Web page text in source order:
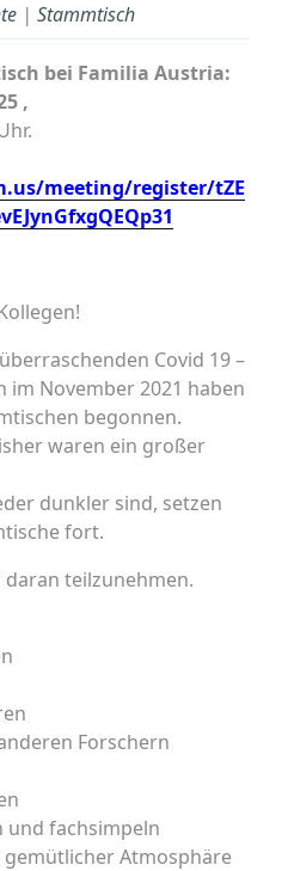
| Stammtisch
bei Familia Austria:
,
meeting/register/tZE
Covid 19 –
im November 2021 haben
begonnen.
waren ein großer
dunkler sind, setzen
fort.
daran teilzunehmen.
Forschern
und fachsimpeln
Atmosphäre